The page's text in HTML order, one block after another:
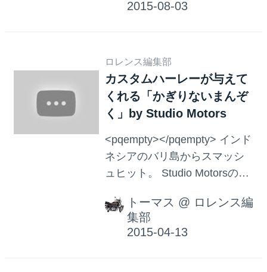
うユニークな企画！こちらを
は、アメリカユタ州のティン
パノーゴス山です。 車両重量
約266㎏のハーレー・ダビッド
ソン「スポーツスター」！パ
不可能な気がしますが。 ステ
ィーヴ・メイヤーさんは見事
にこちらを成功させまし
た！！ この空を飛ぶ様子は、
まるで…ん！！？もしかして
あの世界的名作…！！ 映画ET
ロレンス編集部
カスタムハーレーが与えて
くれる「かぎりないまんぞ
く」by Studio Motors
<pqempty></pqempty> インド
ネシアのバリ島からスマッシ
ュヒット。 Studio Motorsのカ
熱い！ StudioMotor | Custom
Bike STUDIO MOTOR Storing
Car. 24 hours service for
トーマス @ ロレンス編
集部